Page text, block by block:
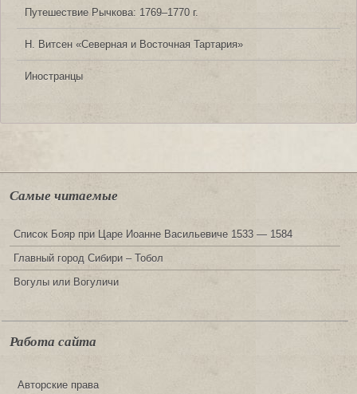
Путешествие Рычкова: 1769‒1770 г.
Н. Витсен «Северная и Восточная Тартария»
Иностранцы
Самые читаемые
Список Бояр при Царе Иоанне Васильевиче 1533 — 1584
Главный город Сибири – Тобол
Вогулы или Вогуличи
Работа сайта
Авторские права